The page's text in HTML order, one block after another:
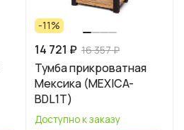
-11%
14 721 ₽ 16 357 ₽
Тумба прикроватная
Мексика (MEXICA-
BDL1T)
Доступно к заказу